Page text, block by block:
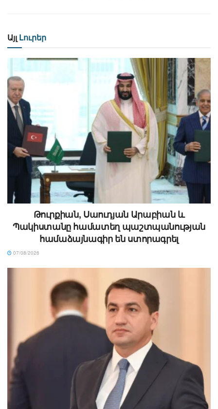
Այլ Լուրեր
Թուրքիան, Սաուդյան Արաբիան և
Պակիստանը համատեղ պաշտպանության
համաձայնագիր են ստորագրել
07/08/2026